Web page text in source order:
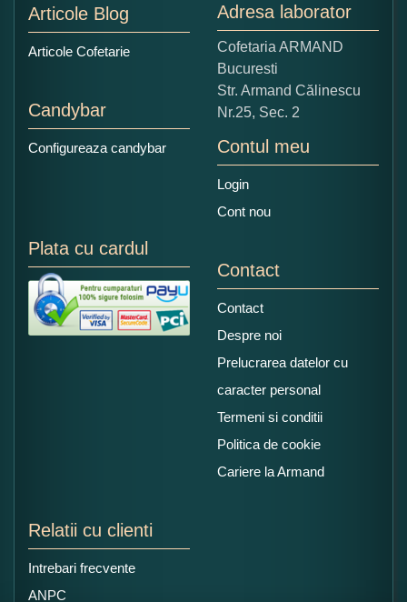
Copiati alaturi numarul din imagine:
Articole Blog
Articole Cofetarie
Candybar
Configureaza candybar
Adresa laborator
Cofetaria ARMAND
Bucuresti
Str. Armand Călinescu
Nr.25, Sec. 2
Contul meu
Login
Cont nou
Plata cu cardul
Contact
Contact
Despre noi
Prelucrarea datelor cu
caracter personal
Termeni si conditii
Politica de cookie
Cariere la Armand
Relatii cu clienti
Intrebari frecvente
ANPC